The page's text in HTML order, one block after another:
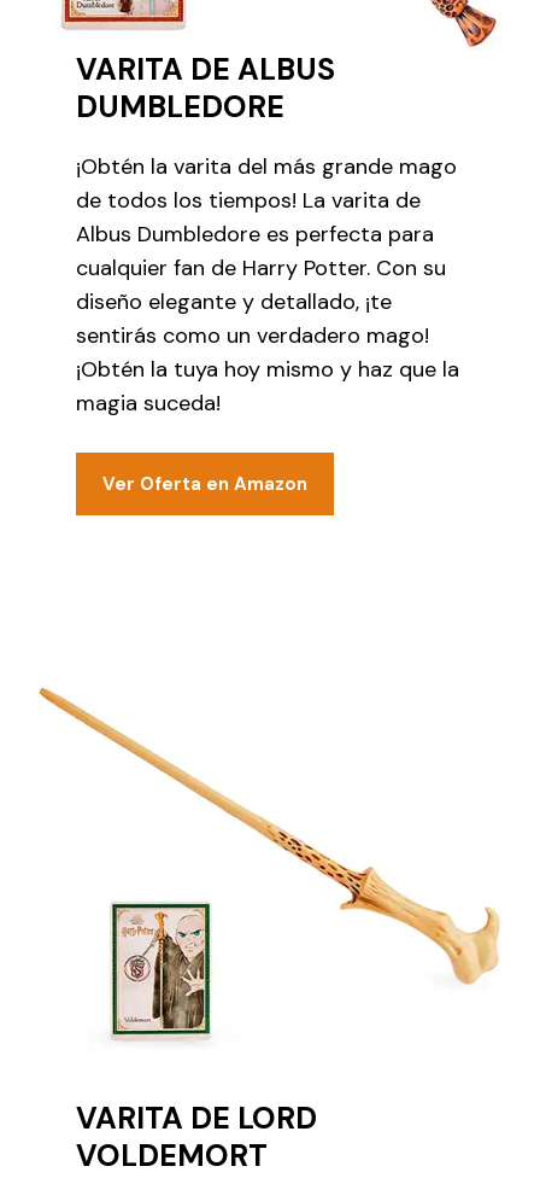
VARITA DE ALBUS
DUMBLEDORE
¡Obtén la varita del más grande mago
de todos los tiempos! La varita de
Albus Dumbledore es perfecta para
cualquier fan de Harry Potter. Con su
diseño elegante y detallado, ¡te
sentirás como un verdadero mago!
¡Obtén la tuya hoy mismo y haz que la
magia suceda!
Ver Oferta en Amazon
VARITA DE LORD
VOLDEMORT